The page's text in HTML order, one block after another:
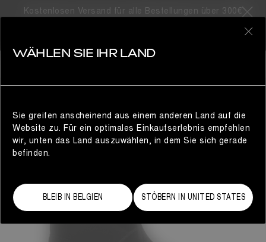
Kostenlosen Versand für alle Bestellungen über 300€
WÄHLEN SIE IHR LAND
Sie greifen anscheinend aus einem anderen Land auf die
Website zu. Für ein optimales Einkaufserlebnis empfehlen
wir, unten das Land auszuwählen, in dem Sie sich gerade
befinden.
BLEIB IN BELGIEN STÖBERN IN UNITED STATES